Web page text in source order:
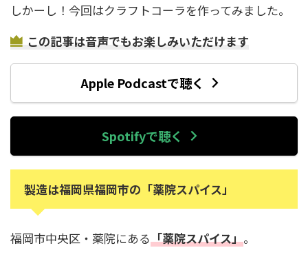
しかーし！今回はクラフトコーラを作ってみました。
この記事は音声でもお楽しみいただけます
Apple Podcastで聴く
Spotifyで聴く
製造は福岡県福岡市の「薬院スパイス」
福岡市中央区・薬院にある「薬院スパイス」。